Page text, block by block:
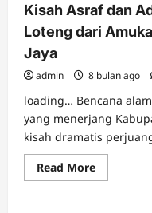
Kisah Asraf dan
Loteng dari
Jaya
admin 8 bulan ago
loading… Bencana
yang menerjang
kisah dramatis
Read MoreRead
more